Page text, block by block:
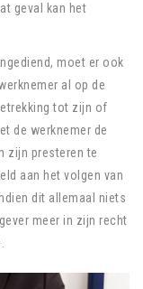
geval kan het
moet er ook
al op de
tot zijn of
de werknemer de
zijn presteren te
aan het volgen van
dit allemaal niets
meer in zijn recht